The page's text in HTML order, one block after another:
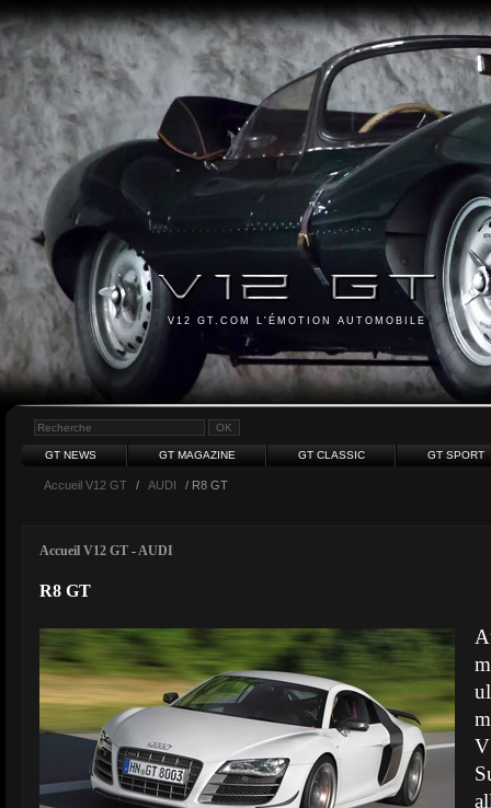
V12 GT.COM L'ÉMOTION AUTOMOBILE
GT NEWS GT MAGAZINE GT CLASSIC GT SPORT
Accueil V12 GT / AUDI / R8 GT
Accueil V12 GT -AUDI
R8 GT